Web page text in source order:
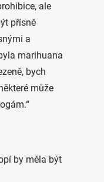
ale
přísně
a
marihuana
bych
může
by měla být